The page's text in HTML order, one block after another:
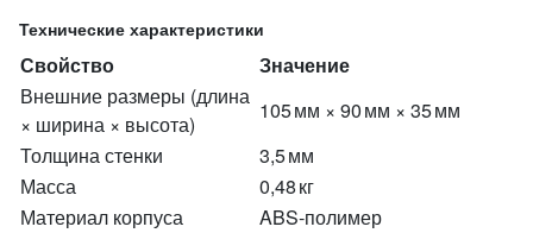
Технические характеристики
Свойство
Значение
Внешние размеры (длина
× ширина × высота)
105 мм × 90 мм × 35 мм
Толщина стенки
3,5 мм
Масса
0,48 кг
Материал корпуса
ABS‑полимер